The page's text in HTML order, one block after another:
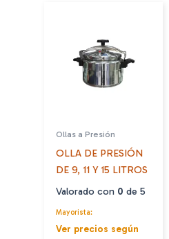
Ollas a Presión
OLLA DE PRESIÓN
DE 9, 11 Y 15 LITROS
Valorado con 0 de 5
Mayorista:
Ver precios según